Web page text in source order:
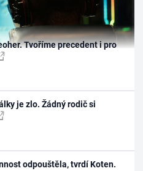
Tvoříme precedent i pro
je zlo. Žádný rodič si
odpouštěla, tvrdí Koten.